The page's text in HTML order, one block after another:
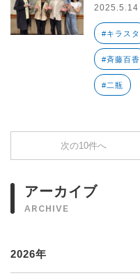
2025.5.14
#キラスタ
#斉藤百香
#二瓶
次の10件へ
アーカイブ
ARCHIVE
2026年